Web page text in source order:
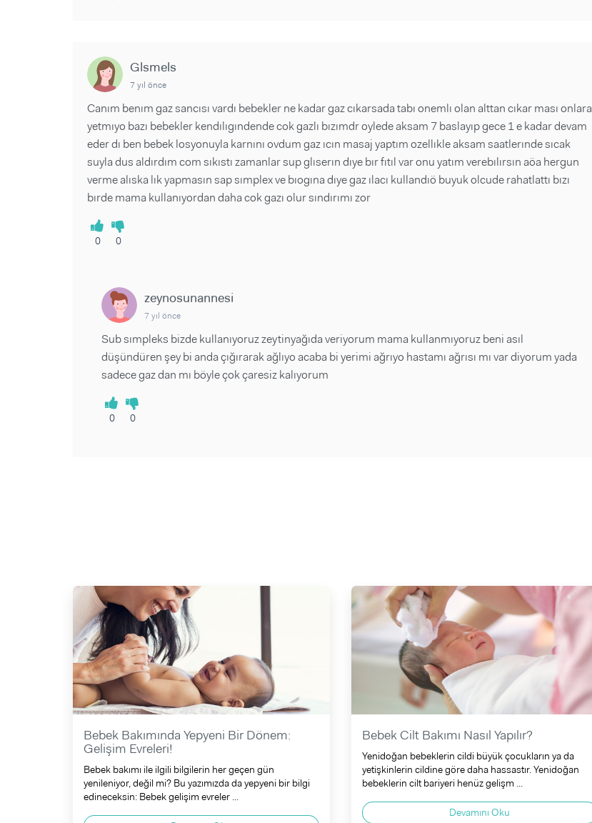
Glsmels
7 yıl önce
Canım benım gaz sancısı vardı bebekler ne kadar gaz cıkarsada tabı onemlı olan alttan cıkar ması onlara
yetmıyo bazı bebekler kendılıgındende cok gazlı bızımdr oylede aksam 7 baslayıp gece 1 e kadar devam
eder dı ben bebek losyonuyla karnını ovdum gaz ıcın masaj yaptım ozellıkle aksam saatlerınde sıcak
suyla dus aldırdım com sıkıstı zamanlar sup glıserın dıye bır fıtıl var onu yatım verebılırsın aöa hergun
verme alıska lık yapmasın sap sımplex ve bıogına dıye gaz ılacı kullandıö buyuk olcude rahatlattı bızı
bırde mama kullanıyordan daha cok gazı olur sındırımı zor
0 0
zeynosunannesi
7 yıl önce
Sub sımpleks bizde kullanıyoruz zeytinyağıda veriyorum mama kullanmıyoruz beni asıl
düşündüren şey bi anda çığırarak ağlıyo acaba bi yerimi ağrıyo hastamı ağrısı mı var diyorum yada
sadece gaz dan mı böyle çok çaresiz kalıyorum
0 0
Bebek Bakımında Yepyeni Bir Dönem:
Gelişim Evreleri!
Bebek bakımı ile ilgili bilgilerin her geçen gün
yenileniyor, değil mi? Bu yazımızda da yepyeni bir bilgi
edineceksin: Bebek gelişim evreler ...
Bebek Cilt Bakımı Nasıl Yapılır?
Yenidoğan bebeklerin cildi büyük çocukların ya da
yetişkinlerin cildine göre daha hassastır. Yenidoğan
bebeklerin cilt bariyeri henüz gelişm ...
Devamını Oku